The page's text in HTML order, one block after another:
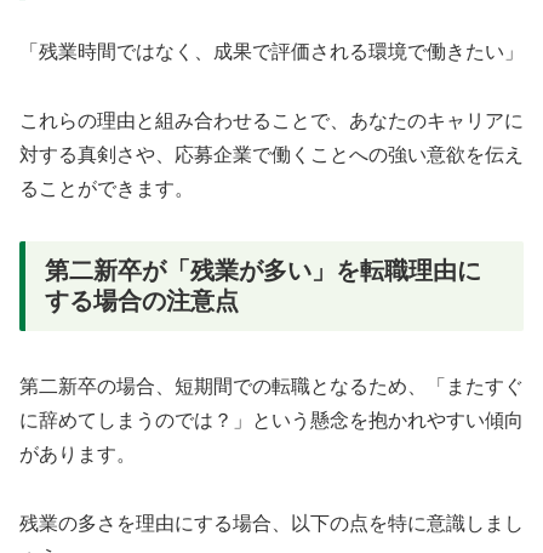
「残業時間ではなく、成果で評価される環境で働きたい」
これらの理由と組み合わせることで、あなたのキャリアに
対する真剣さや、応募企業で働くことへの強い意欲を伝え
ることができます。
第二新卒が「残業が多い」を転職理由に
する場合の注意点
第二新卒の場合、短期間での転職となるため、「またすぐ
に辞めてしまうのでは？」という懸念を抱かれやすい傾向
があります。
残業の多さを理由にする場合、以下の点を特に意識しまし